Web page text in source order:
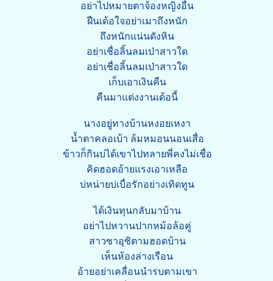
อย่าไปหมายตาจ้องหญิงอื่น
ฝืนเด้อใจอย่าเมาถึงหนัก
ถึงหนักแน่นดังหิน
อย่าเชื่อลิ้นลมเป่าสาวใด
อย่าเชื่อลิ้นลมเป่าสาวใด
เก็บเอาเงินคืน
คืนมาแต่งงานเด้อนี้
นางอยู่ทางบ้านหงอยเหงา
น้ำตาคลอเบ้า ล้มหมอนนอนเสื่อ
ข้าวก็กินบ่ได้เขาไปทลายพี่คงไม่เชื่อ
คิดฮอดอ้ายแรงเอาเหลือ
บ่หน่ายบ่เบื่อรักอย่างเทิดทูน
ได้เงินทุนกลับมาบ้าน
อย่าไปหวานปากหม้อล้อคู่
สาวซาอุซิตามฮอดบ้าน
เห็นห้องล่างเรือน
อ้ายอย่าเคลื่อนนำรบตามเขา